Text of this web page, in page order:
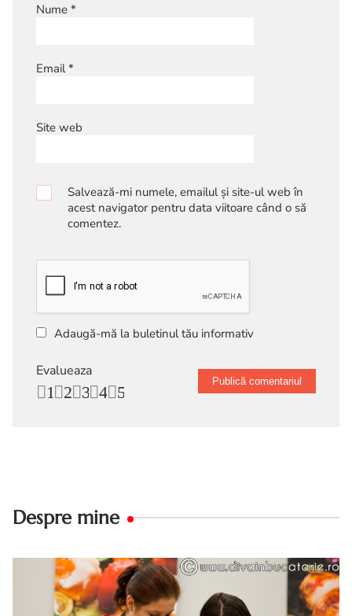
Nume *
Email*
Site web
Salvează-mi numele, emailul și site-ul web în
acest navigator pentru data viitoare când o să
comentez.
Adaugă-mă la buletinul tău informativ
Evalueaza
5
4
3
2
1
Despre mine